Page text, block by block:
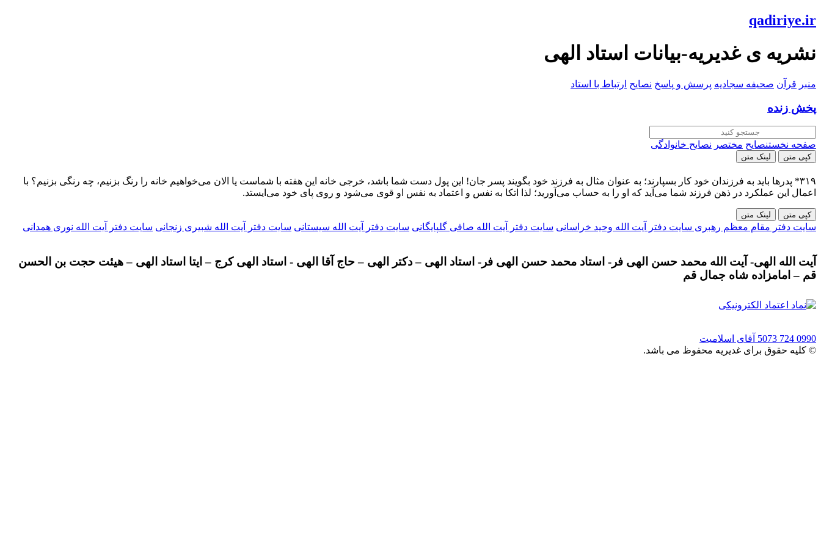
qadiriye.ir
نشریه ی غدیریه-بیانات استاد الهی
منبر قرآن صحیفه سجادیه پرسش و پاسخ نصایح ارتباط با استاد
پخش زنده
صفحه نخستنصایح مختصر نصایح خانوادگی
کپی متن لینک متن
۳۱۹* پدرها باید به فرزندان خود کار بسپارند؛ به عنوان مثال به فرزند خود بگویند پسر جان! این پول دست شما باشد، خرجی خانه این هفته با شماست یا الان می‌خواهیم خانه را رنگ بزنیم، چه رنگی بزنیم؟ با
اعمال این عملکرد در ذهن فرزند شما می‌آید که او را به حساب می‌آورید؛ لذا اتکا به نفس و اعتماد به‌ نفس او قوی می‌شود و روی پای خود می‌ایستد.
کپی متن لینک متن
سایت دفتر مقام معظم رهبری سایت دفتر آیت الله وحید خراسانی سایت دفتر آیت الله صافی گلپایگانی سایت دفتر آیت الله سیستانی سایت دفتر آیت الله شبیری زنجانی سایت دفتر آیت الله نوری همدانی
آیت الله الهی- آیت الله محمد حسن الهی فر- استاد محمد حسن الهی فر- استاد الهی – دکتر الهی – حاج آقا الهی - استاد الهی کرج – ایتا استاد الهی – هیئت حجت بن الحسن
قم – امامزاده شاه جمال قم
0990 724 5073
آقای اسلامیت
© کلیه حقوق برای غدیریه محفوظ می باشد.